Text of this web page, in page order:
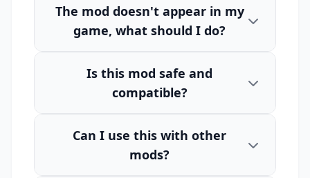
The mod doesn't appear in my
game, what should I do?
Is this mod safe and
compatible?
Can I use this with other
mods?